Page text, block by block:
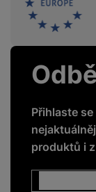
Přihlaste
produktů i